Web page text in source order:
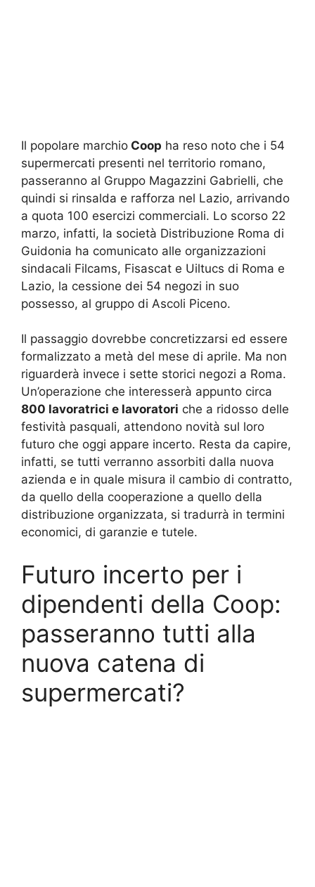
Il popolare marchio Coop ha reso noto che i 54
supermercati presenti nel territorio romano,
passeranno al Gruppo Magazzini Gabrielli, che
quindi si rinsalda e rafforza nel Lazio, arrivando
a quota 100 esercizi commerciali. Lo scorso 22
marzo, infatti, la società Distribuzione Roma di
Guidonia ha comunicato alle organizzazioni
sindacali Filcams, Fisascat e Uiltucs di Roma e
Lazio, la cessione dei 54 negozi in suo
possesso, al gruppo di Ascoli Piceno.
Il passaggio dovrebbe concretizzarsi ed essere
formalizzato a metà del mese di aprile. Ma non
riguarderà invece i sette storici negozi a Roma.
Un’operazione che interesserà appunto circa
800 lavoratrici e lavoratori che a ridosso delle
festività pasquali, attendono novità sul loro
futuro che oggi appare incerto. Resta da capire,
infatti, se tutti verranno assorbiti dalla nuova
azienda e in quale misura il cambio di contratto,
da quello della cooperazione a quello della
distribuzione organizzata, si tradurrà in termini
economici, di garanzie e tutele.
Futuro incerto per i
dipendenti della Coop:
passeranno tutti alla
nuova catena di
supermercati?